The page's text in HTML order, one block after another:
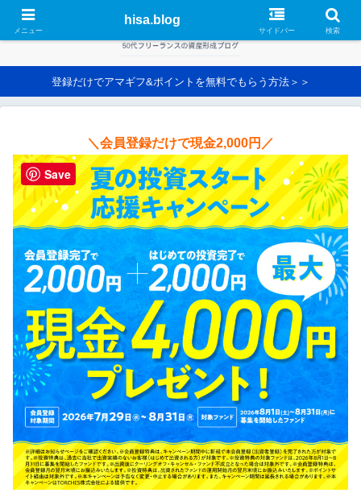
登録だけでアマギフ&ポイントを無料でもらう方法＞＞
＼会員登録だけで現金2,000円／
メニュー
hisa.blog
サイドバー 検索
Save